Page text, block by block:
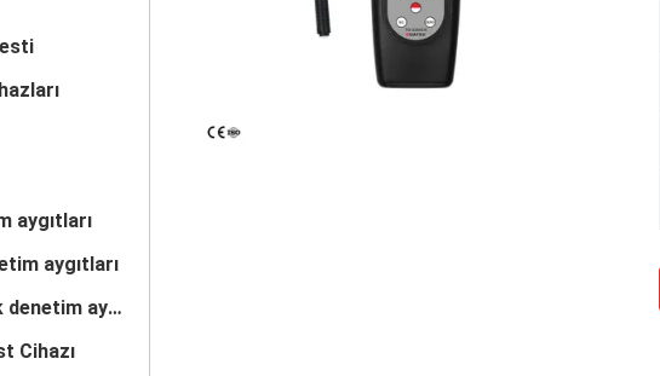
aygıtları
aygıtları
Mikro Vickers sertlik denetim aygıtları
Cihazı